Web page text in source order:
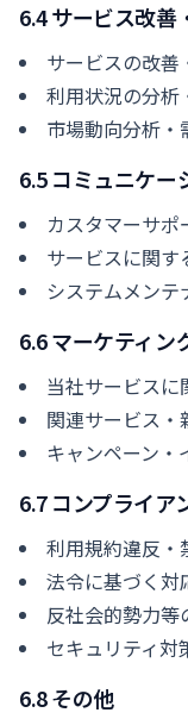
6.4 サービス改善
サービスの改善
利用状況の分析
市場動向分析・
6.5 コミュニケー
カスタマーサ
サービスに関す
システムメン
6.6 マーケティン
当社サービス
関連サービス・
キャンペーン・
6.7 コンプライア
利用規約違反・
法令に基づく対
反社会的勢力等
セキュリティ対
6.8 その他